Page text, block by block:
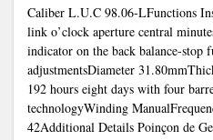
Caliber L.U.C 98.06-LFunctions
link o’clock aperture central
indicator on the back balance-stop
adjustmentsDiameter
192 hours eight days with four
technologyWinding
42Additional Details Poinçon de